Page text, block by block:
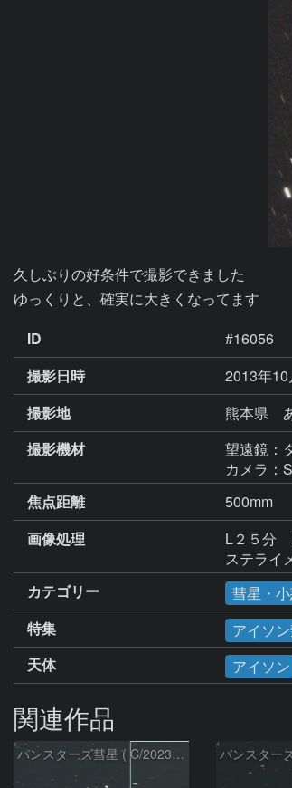
久しぶりの好条件で撮影できました
ゆっくりと、確実に大きくなってます
ID
#16056
撮影日時
2013年
撮影地
熊本県
撮影機材
望遠鏡：
カメラ：
焦点距離
500mm
画像処理
L２５分
ステライ
カテゴリー
彗星・
特集
アイソ
天体
アイソン
関連作品
パンスターズ彗星 ( C/2023R1 )：2026/07/09